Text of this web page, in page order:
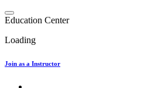
Skip
to
Education Center
Loading
Join as a Instructor